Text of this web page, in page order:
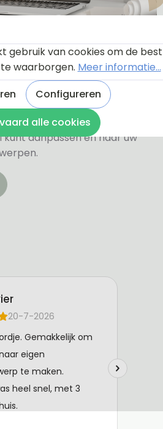
komt u bij een instructie en
geeft door de
u precies hoe u zelf uw
aanpassen en naar uw
gebruik van cookies om de best
waarborgen. Meer informatie...
Configureren
alle cookies